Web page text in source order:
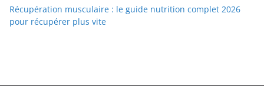
Récupération musculaire : le guide nutrition complet 2026
pour récupérer plus vite